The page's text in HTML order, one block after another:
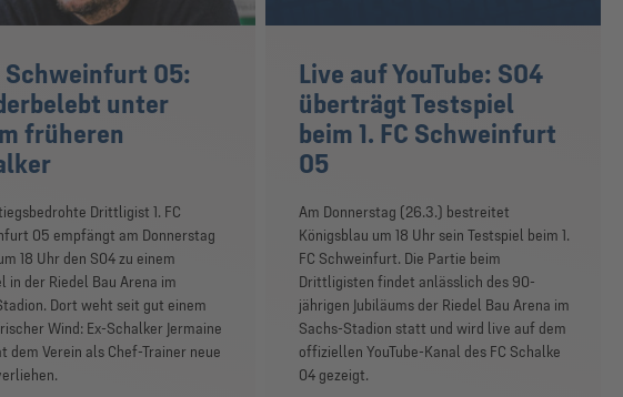
Schweinfurt 05:
unter
früheren
Drittligist 1. FC
05 empfängt am Donnerstag
18 Uhr den S04 zu einem
in der Riedel Bau Arena im
Dort weht seit gut einem
Wind: Ex-Schalker Jermaine
dem Verein als Chef-Trainer neue
Live auf YouTube: S04
überträgt Testspiel
beim 1. FC Schweinfurt
05
Am Donnerstag (26.3.) bestreitet
Königsblau um 18 Uhr sein Testspiel beim 1.
FC Schweinfurt. Die Partie beim
Drittligisten findet anlässlich des 90-
jährigen Jubiläums der Riedel Bau Arena im
Sachs-Stadion statt und wird live auf dem
offiziellen YouTube-Kanal des FC Schalke
04 gezeigt.